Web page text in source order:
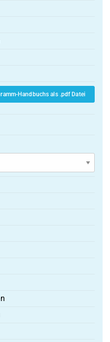
Handbuchs als .pdf Datei